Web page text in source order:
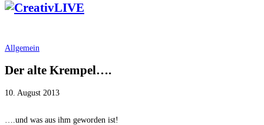
Allgemein
Der alte Krempel….
10. August 2013
….und was aus ihm geworden ist!